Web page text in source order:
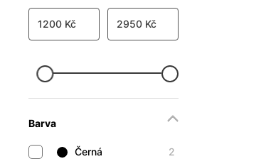
1200 Kč 2950 Kč
Barva
Černá
2